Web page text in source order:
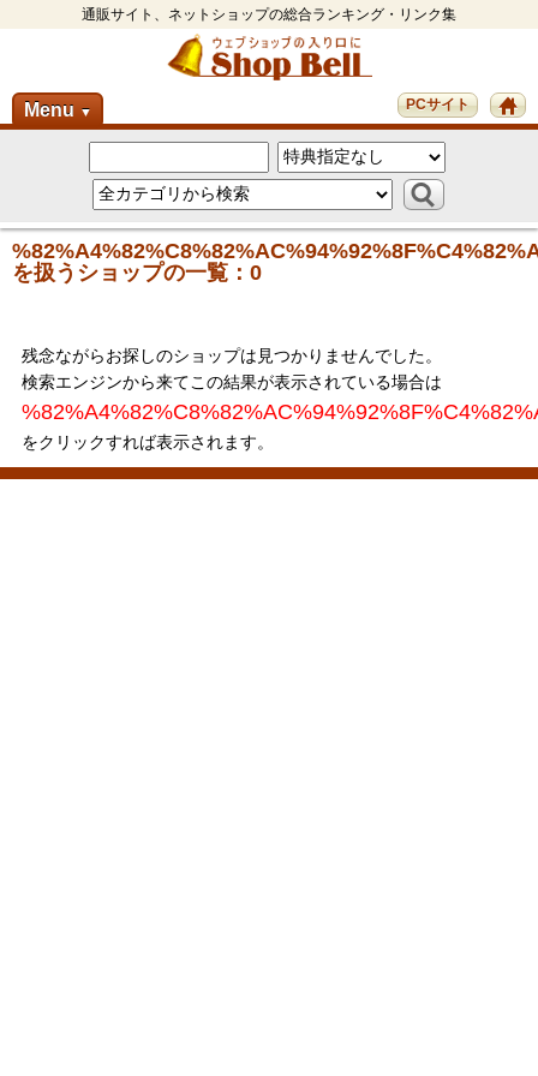
通販サイト、ネットショップの総合ランキング・リンク集
Menu ▼ PCサイト
を扱うショップの一覧：0
残念ながらお探しのショップは見つかりませんでした。
検索エンジンから来てこの結果が表示されている場合は
をクリックすれば表示されます。